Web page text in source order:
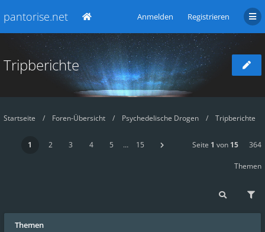
pantorise.net Anmelden Registrieren
Tripberichte
Startseite Foren-Übersicht Psychedelische Drogen Tripberichte
1 2 3 4 5 … 15 Seite 1 von 15 364
Themen
Themen